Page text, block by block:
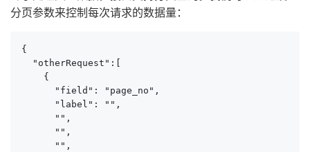
分页参数来控制每次请求的数据量：
{
  "otherRequest":[
    {
      "field": "page_no",
      "label": "",
      "",
      "",
      "",